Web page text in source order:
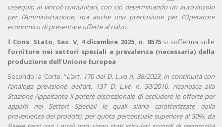
ossequio ai vincoli comunitari, con ciò determinando un autovincolo
per l’Amministrazione, ma anche una preclusione per l’Operatore
economico di presentare offerte al rialzo.
Il Cons. Stato, Sez. V, 4 dicembre 2025, n. 9575si sofferma sulle
forniture nei settori speciali e prevalenza (necessaria) della
produzione dell’Unione Europea
Secondo la Corte: “L’art. 170 del D. L.vo n. 36/2023, in continuità con
l’analoga previsione dell’art. 137 D. L.vo n. 50/2016, riconosce alla
Stazione Appaltante il potere discrezionale di escludere le offerte per
appalti nei Settori Speciali le quali siano caratterizzate dalla
provenienza dei prodotti, per quota percentuale superiore al 50%, da